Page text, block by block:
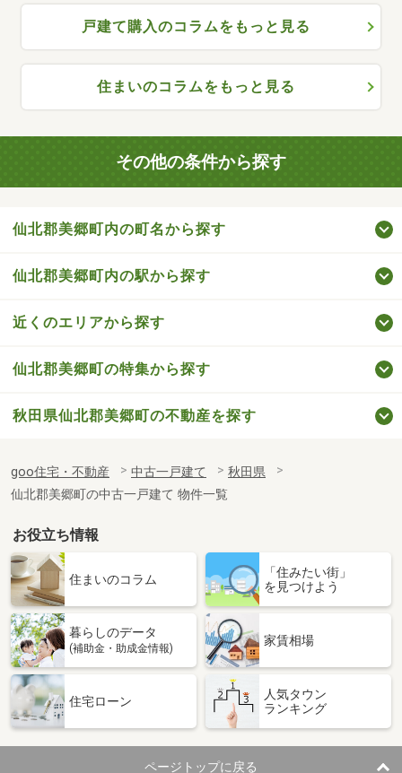
戸建て購入のコラムをもっと見る
住まいのコラムをもっと見る
その他の条件から探す
仙北郡美郷町内の町名から探す
仙北郡美郷町内の駅から探す
近くのエリアから探す
仙北郡美郷町の特集から探す
秋田県仙北郡美郷町の不動産を探す
goo住宅・不動産 中古一戸建て
秋田県
仙北郡美郷町の中古一戸建て 物件一覧
お役立ち情報
住まいのコラム
「住みたい街」
を見つけよう
暮らしのデータ
(補助金・助成金情報)
家賃相場
住宅ローン
人気タウン
ランキング
ページトップに戻る